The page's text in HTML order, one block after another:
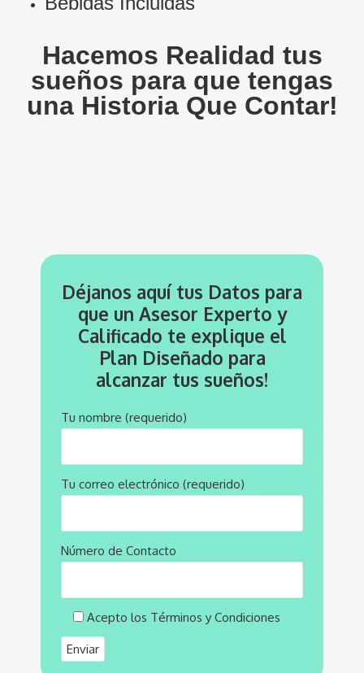
Hacemos Realidad tus
sueños para que tengas
una Historia Que Contar!
Déjanos aquí tus Datos para
que un Asesor Experto y
Calificado te explique el
Plan Diseñado para
alcanzar tus sueños!
Tu nombre (requerido)
Tu correo electrónico (requerido)
Número de Contacto
Acepto los Términos y Condiciones